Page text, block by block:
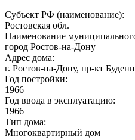
Субъект РФ (наименование):
Ростовская обл.
Наименование
город Ростов-на-Дону
Адрес дома:
г. Ростов-на-Дону, пр-кт
Год постройки:
1966
Год ввода в эксплуатацию:
1966
Тип дома:
Многоквартирный дом